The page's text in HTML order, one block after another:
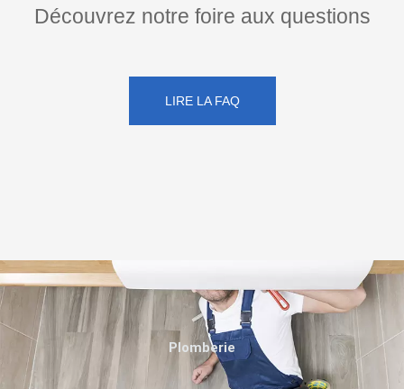
Découvrez notre foire aux questions
LIRE LA FAQ
Plomberie